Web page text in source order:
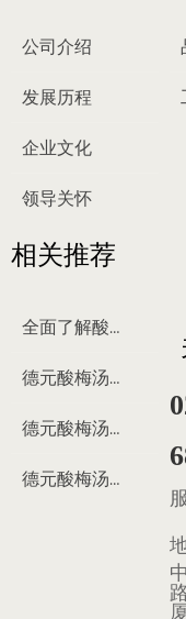
公司介绍
发展历程
企业文化
领导关怀
相关推荐
全面了解酸梅汤
德元酸梅汤来历
德元酸梅汤制作过程
德元酸梅汤多少钱